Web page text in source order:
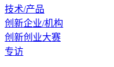
技术/产品
创新企业/机构
创新创业大赛
专访